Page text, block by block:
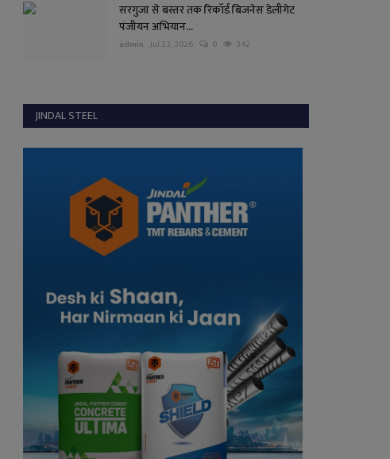
सरगुजा से बस्तर तक रिकॉर्ड बिजनेस डेलीगेट
पंजीयन अभियान...
admin Jul 23, 2026 0 342
JINDAL STEEL